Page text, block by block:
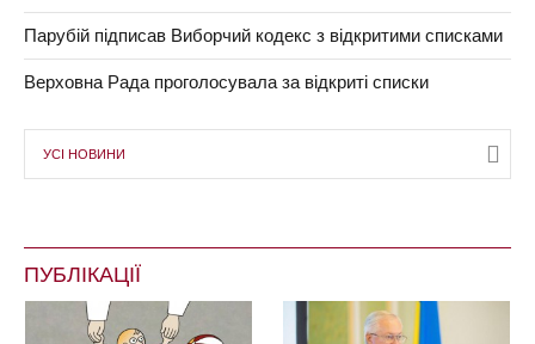
Парубій підписав Виборчий кодекс з відкритими списками
Верховна Рада проголосувала за відкриті списки
УСІ НОВИНИ
ПУБЛІКАЦІЇ